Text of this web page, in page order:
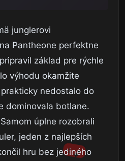
junglerovi
Pantheone perfektne
základ pre rýchle
výhodu okamžite
nedostalo do
dominovala botlane.
úplne rozobrali
jeden z najlepších
hru bez jediného